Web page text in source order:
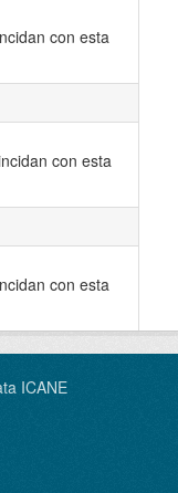
con esta
con esta
con esta
ICANE